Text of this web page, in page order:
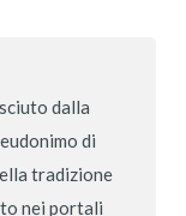
dalla
di
tradizione
nei portali